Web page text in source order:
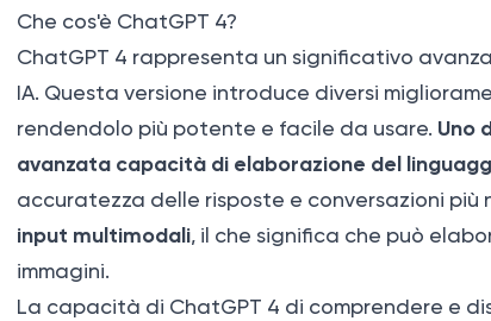
Che cos'è ChatGPT 4?
ChatGPT 4 rappresenta un significativo
IA. Questa versione introduce diversi
rendendolo più potente e facile da usare. Uno
avanzata capacità di elaborazione del
accuratezza delle risposte e conversazioni più
input multimodali, il che significa che può
immagini.
La capacità di ChatGPT 4 di comprendere e